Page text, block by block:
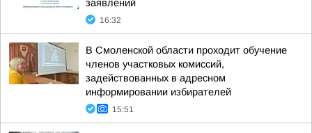
заявлений
16:32
В Смоленской области проходит обучение
членов участковых комиссий,
задействованных в адресном
информировании избирателей
15:51